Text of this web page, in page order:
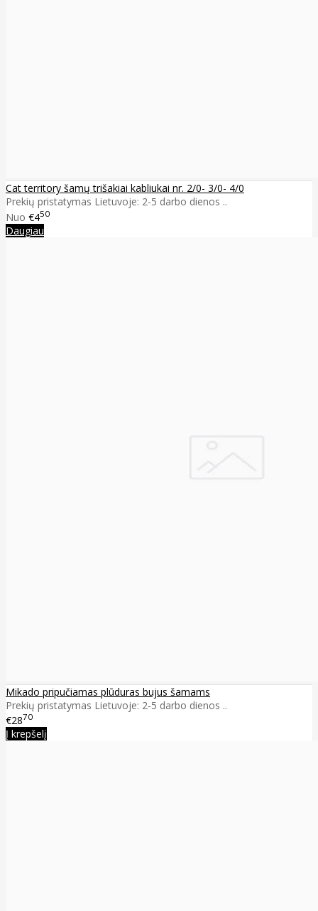
Cat territory šamų trišakiai kabliukai nr. 2/0- 3/0- 4/0
Prekių pristatymas Lietuvoje: 2-5 darbo dienos ..
Nuo €450
Daugiau
Mikado pripučiamas plūduras bujus šamams
Prekių pristatymas Lietuvoje: 2-5 darbo dienos ..
€2870
Į krepšelį